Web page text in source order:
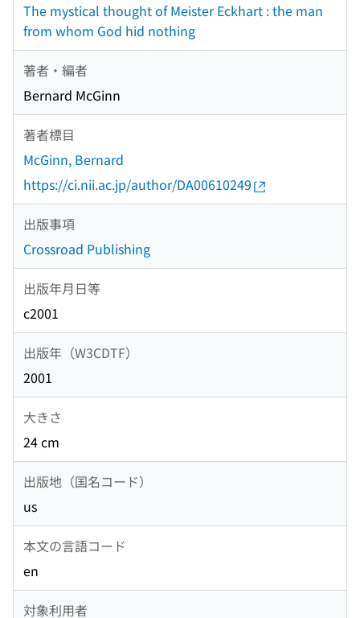
The mystical thought of Meister Eckhart : the man
from whom God hid nothing
著者・編者
Bernard McGinn
著者標目
McGinn, Bernard
https://ci.nii.ac.jp/author/DA00610249
出版事項
Crossroad Publishing
出版年月日等
c2001
出版年（W3CDTF）
2001
大きさ
24 cm
出版地（国名コード）
us
本文の言語コード
en
対象利用者